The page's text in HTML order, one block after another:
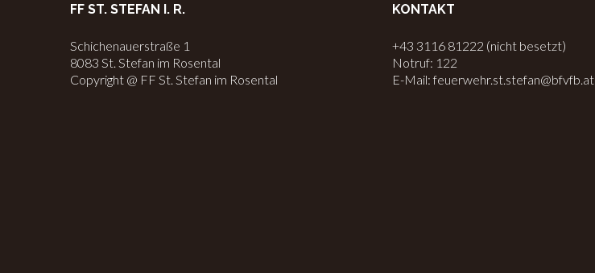
FF ST. STEFAN I. R.
Schichenauerstraße 1
8083 St. Stefan im Rosental
Copyright @ FF St. Stefan im Rosental
KONTAKT
+43 3116 81222 (nicht besetzt)
Notruf: 122
E-Mail: feuerwehr.st.stefan@bfvfb.at